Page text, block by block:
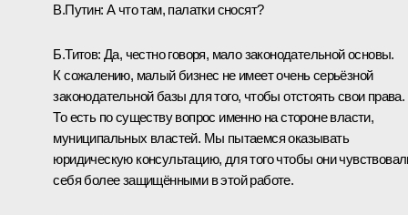
В.Путин: А что там, палатки сносят?
Б.Титов: Да, честно говоря, мало законодательной основы.
К сожалению, малый бизнес не имеет очень серьёзной
законодательной базы для того, чтобы отстоять свои права.
То есть по существу вопрос именно на стороне власти,
муниципальных властей. Мы пытаемся оказывать
юридическую консультацию, для того чтобы они
себя более защищёнными в этой работе.